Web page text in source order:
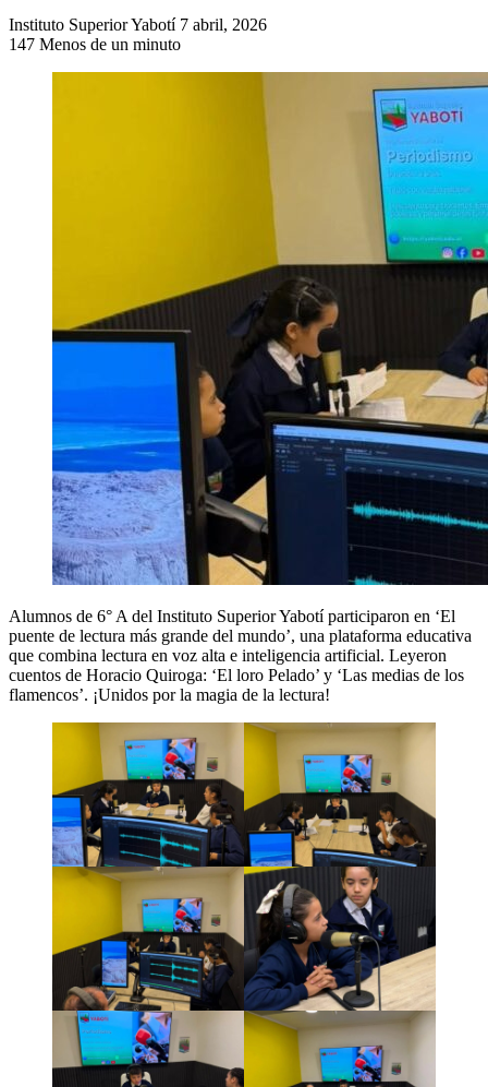
Instituto Superior Yabotí Send
an
7 abril, 2026
147 Menos de un minuto
Alumnos de 6° A del Instituto Superior Yabotí participaron en ‘El
puente de lectura más grande del mundo’, una plataforma educativa
que combina lectura en voz alta e inteligencia artificial. Leyeron
cuentos de Horacio Quiroga: ‘El loro Pelado’ y ‘Las medias de los
flamencos’. ¡Unidos por la magia de la lectura!